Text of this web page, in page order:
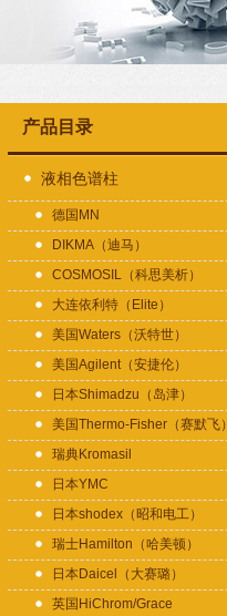
产品目录
液相色谱柱
德国MN
DIKMA（迪马）
COSMOSIL（科思美析）
大连依利特（Elite）
美国Waters（沃特世）
美国Agilent（安捷伦）
日本Shimadzu（岛津）
美国Thermo-Fisher（赛默飞）
瑞典Kromasil
日本YMC
日本shodex（昭和电工）
瑞士Hamilton（哈美顿）
日本Daicel（大赛璐）
英国HiChrom/Grace